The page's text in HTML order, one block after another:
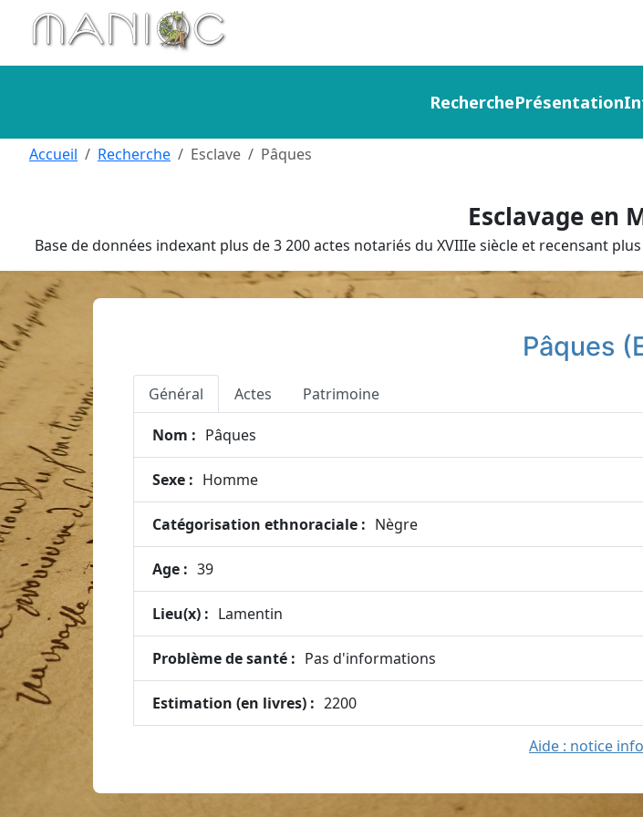
Aller au contenu principal
RecherchePrésentation
Esclavage en
Base de données indexant plus de 3 200 actes notariés du XVIIIe siècle et recensant
Accueil Recherche Esclave Pâques
Pâques
Général Actes Patrimoine
Nom : Pâques
Sexe : Homme
Catégorisation ethnoraciale : Nègre
Age : 39
Lieu(x) : Lamentin
Problème de santé : Pas d'informations
Estimation (en livres) : 2200
Aide : notice